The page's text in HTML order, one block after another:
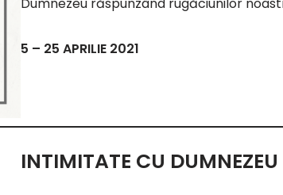
5 – 25 APRILIE 2021
INTIMITATE CU DUMNEZEU